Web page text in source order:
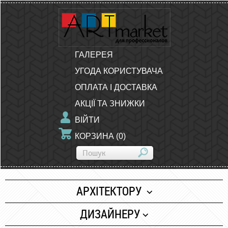
ГАЛЕРЕЯ
УГОДА КОРИСТУВАЧА
ОПЛАТА І ДОСТАВКА
АКЦІЇ ТА ЗНИЖКИ
ВІЙТИ
КОРЗИНА (0)
АРХІТЕКТОРУ
Папір
ДИЗАЙНЕРУ